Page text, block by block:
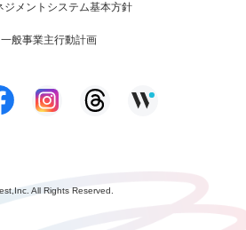
ジメントシステム基本方針
一般事業主行動計画
All Rights Reserved.